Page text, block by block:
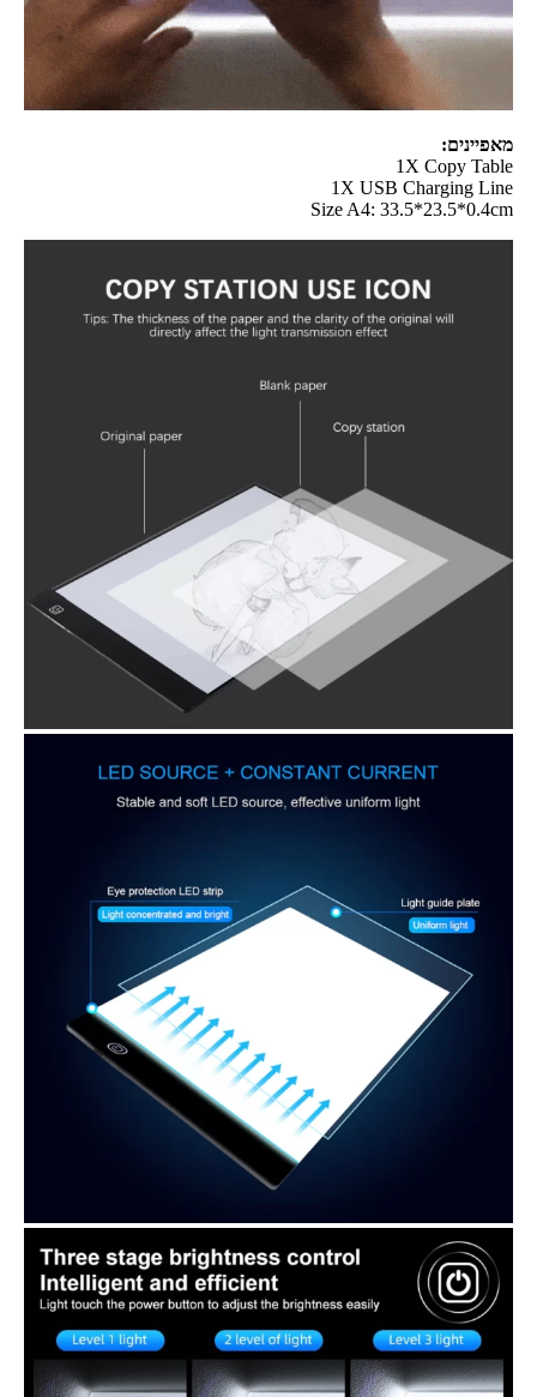
מאפיינים:
1X Copy Table
1X USB Charging Line
Size A4: 33.5*23.5*0.4cm